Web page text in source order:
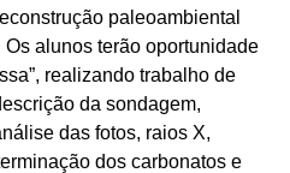
paleoambiental
alunos terão oportunidade
realizando trabalho de
da sondagem,
das fotos, raios X,
dos carbonatos e